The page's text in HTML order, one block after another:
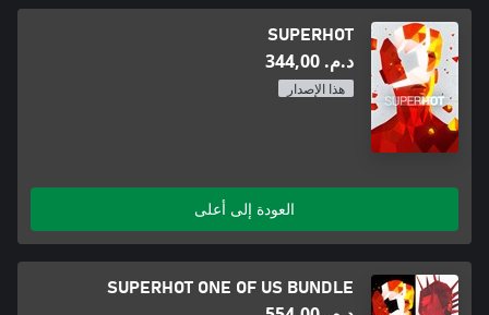
SUPERHOT
د.م.‏ 344,00
هذا الإصدار
العودة إلى أعلى
SUPERHOT ONE OF US BUNDLE